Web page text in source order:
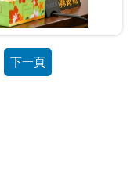
下一頁